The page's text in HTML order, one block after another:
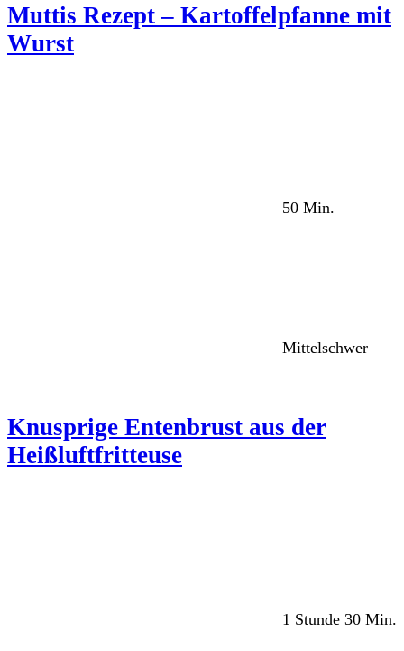
Muttis Rezept – Kartoffelpfanne mit
Wurst
50 Min.
Mittelschwer
Knusprige Entenbrust aus der
Heißluftfritteuse
1 Stunde 30 Min.